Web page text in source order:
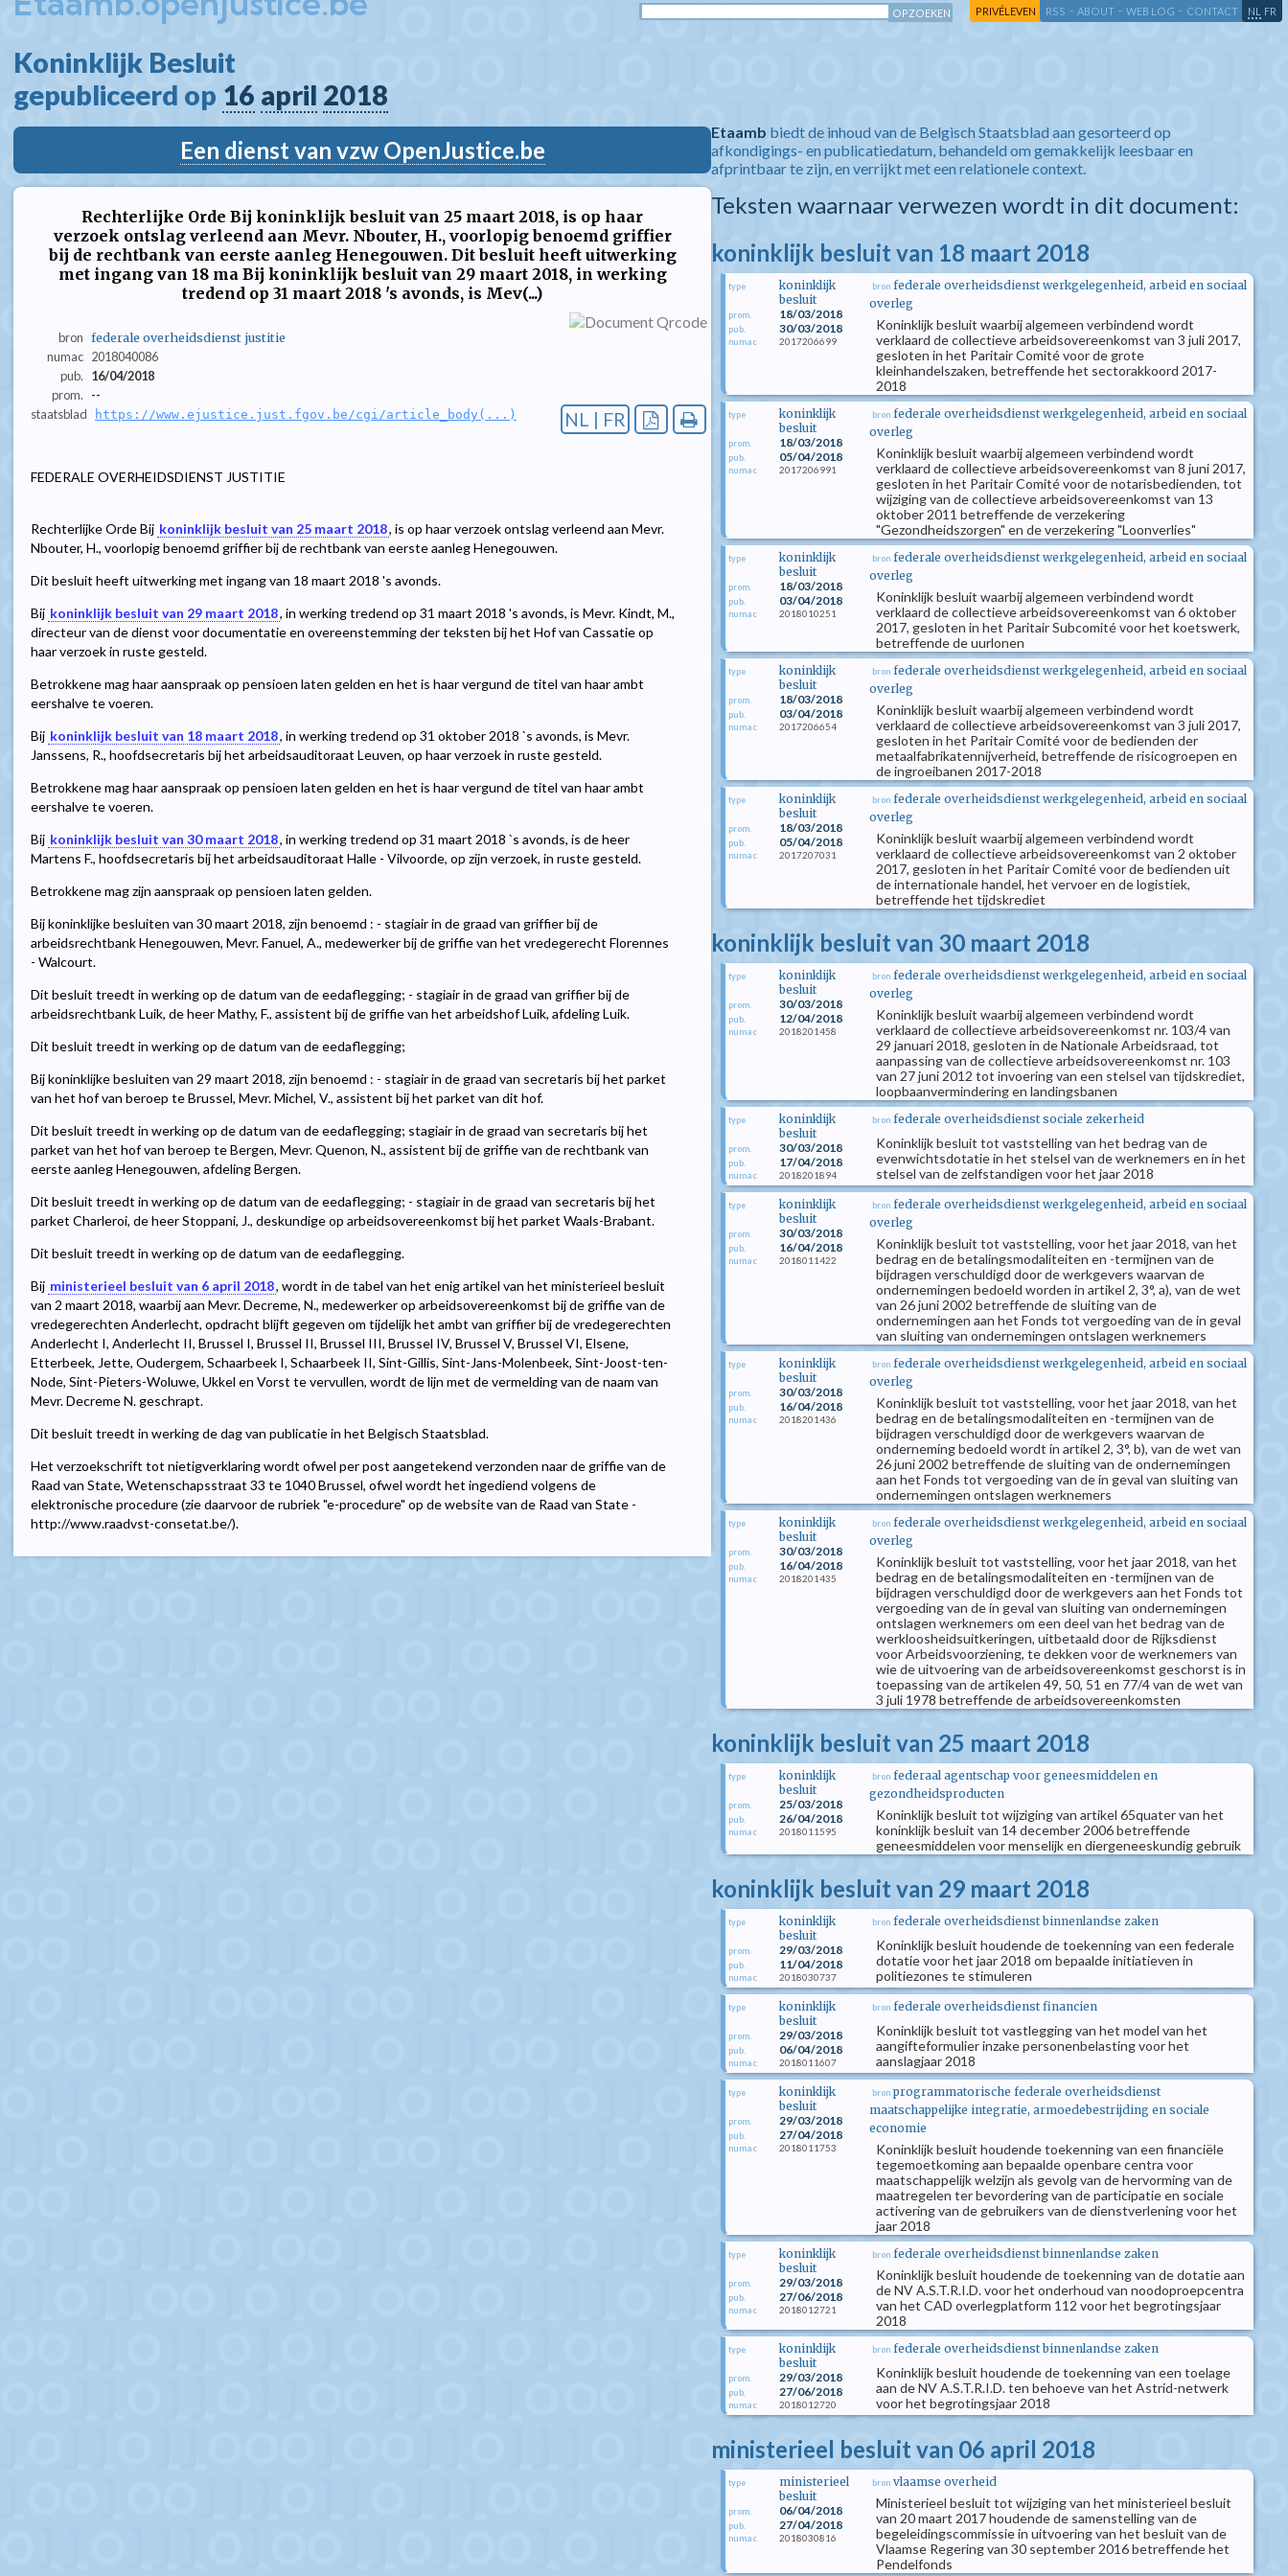
PRIVÉLEVEN RSS - ABOUT - WEB LOG - CONTACT NL FR
Koninklijk Besluit
gepubliceerd op 16 april 2018
Een dienst van vzw OpenJustice.be
Rechterlijke Orde Bij koninklijk besluit van 25 maart 2018, is op haar
verzoek ontslag verleend aan Mevr. Nbouter, H., voorlopig benoemd griffier
bij de rechtbank van eerste aanleg Henegouwen. Dit besluit heeft uitwerking
met ingang van 18 ma Bij koninklijk besluit van 29 maart 2018, in werking
tredend op 31 maart 2018 's avonds, is Mev(...)
bron federale overheidsdienst justitie
numac 2018040086
pub.
16/04/2018
prom.
--
staatsblad
https://www.ejustice.just.fgov.be/cgi/article_body(...) NL | FR
FEDERALE OVERHEIDSDIENST JUSTITIE
Rechterlijke Orde Bij koninklijk besluit van 25 maart 2018, is op haar verzoek ontslag verleend aan Mevr.
Nbouter, H., voorlopig benoemd griffier bij de rechtbank van eerste aanleg Henegouwen.
Dit besluit heeft uitwerking met ingang van 18 maart 2018 's avonds.
Bij koninklijk besluit van 29 maart 2018, in werking tredend op 31 maart 2018 's avonds, is Mevr. Kindt, M.,
directeur van de dienst voor documentatie en overeenstemming der teksten bij het Hof van Cassatie op
haar verzoek in ruste gesteld.
Betrokkene mag haar aanspraak op pensioen laten gelden en het is haar vergund de titel van haar ambt
eershalve te voeren.
Bij koninklijk besluit van 18 maart 2018, in werking tredend op 31 oktober 2018 `s avonds, is Mevr.
Janssens, R., hoofdsecretaris bij het arbeidsauditoraat Leuven, op haar verzoek in ruste gesteld.
Betrokkene mag haar aanspraak op pensioen laten gelden en het is haar vergund de titel van haar ambt
eershalve te voeren.
Bij koninklijk besluit van 30 maart 2018, in werking tredend op 31 maart 2018 `s avonds, is de heer
Martens F., hoofdsecretaris bij het arbeidsauditoraat Halle - Vilvoorde, op zijn verzoek, in ruste gesteld.
Betrokkene mag zijn aanspraak op pensioen laten gelden.
Bij koninklijke besluiten van 30 maart 2018, zijn benoemd : - stagiair in de graad van griffier bij de
arbeidsrechtbank Henegouwen, Mevr. Fanuel, A., medewerker bij de griffie van het vredegerecht Florennes
- Walcourt.
Dit besluit treedt in werking op de datum van de eedaflegging; - stagiair in de graad van griffier bij de
arbeidsrechtbank Luik, de heer Mathy, F., assistent bij de griffie van het arbeidshof Luik, afdeling Luik.
Dit besluit treedt in werking op de datum van de eedaflegging;
Bij koninklijke besluiten van 29 maart 2018, zijn benoemd : - stagiair in de graad van secretaris bij het parket
van het hof van beroep te Brussel, Mevr. Michel, V., assistent bij het parket van dit hof.
Dit besluit treedt in werking op de datum van de eedaflegging; stagiair in de graad van secretaris bij het
parket van het hof van beroep te Bergen, Mevr. Quenon, N., assistent bij de griffie van de rechtbank van
eerste aanleg Henegouwen, afdeling Bergen.
Dit besluit treedt in werking op de datum van de eedaflegging; - stagiair in de graad van secretaris bij het
parket Charleroi, de heer Stoppani, J., deskundige op arbeidsovereenkomst bij het parket Waals-Brabant.
Dit besluit treedt in werking op de datum van de eedaflegging.
Bij ministerieel besluit van 6 april 2018, wordt in de tabel van het enig artikel van het ministerieel besluit
van 2 maart 2018, waarbij aan Mevr. Decreme, N., medewerker op arbeidsovereenkomst bij de griffie van de
vredegerechten Anderlecht, opdracht blijft gegeven om tijdelijk het ambt van griffier bij de vredegerechten
Anderlecht I, Anderlecht II, Brussel I, Brussel II, Brussel III, Brussel IV, Brussel V, Brussel VI, Elsene,
Etterbeek, Jette, Oudergem, Schaarbeek I, Schaarbeek II, Sint-Gillis, Sint-Jans-Molenbeek, Sint-Joost-ten-
Node, Sint-Pieters-Woluwe, Ukkel en Vorst te vervullen, wordt de lijn met de vermelding van de naam van
Mevr. Decreme N. geschrapt.
Dit besluit treedt in werking de dag van publicatie in het Belgisch Staatsblad.
Het verzoekschrift tot nietigverklaring wordt ofwel per post aangetekend verzonden naar de griffie van de
Raad van State, Wetenschapsstraat 33 te 1040 Brussel, ofwel wordt het ingediend volgens de
elektronische procedure (zie daarvoor de rubriek "e-procedure" op de website van de Raad van State -
http://www.raadvst-consetat.be/).
Etaamb biedt de inhoud van de Belgisch Staatsblad aan gesorteerd op
afkondigings- en publicatiedatum, behandeld om gemakkelijk leesbaar en
afprintbaar te zijn, en verrijkt met een relationele context.
Teksten waarnaar verwezen wordt in dit document:
koninklijk besluit van 18 maart 2018
type
koninklijk
besluit
prom. 18/03/2018
pub. 30/03/2018
numac 2017206699
bron federale overheidsdienst werkgelegenheid, arbeid en sociaal
overleg
Koninklijk besluit waarbij algemeen verbindend wordt
verklaard de collectieve arbeidsovereenkomst van 3 juli 2017,
gesloten in het Paritair Comité voor de grote
kleinhandelszaken, betreffende het sectorakkoord 2017-
2018
type
koninklijk
besluit
prom. 18/03/2018
pub. 05/04/2018
numac 2017206991
bron federale overheidsdienst werkgelegenheid, arbeid en sociaal
overleg
Koninklijk besluit waarbij algemeen verbindend wordt
verklaard de collectieve arbeidsovereenkomst van 8 juni 2017,
gesloten in het Paritair Comité voor de notarisbedienden, tot
wijziging van de collectieve arbeidsovereenkomst van 13
oktober 2011 betreffende de verzekering
"Gezondheidszorgen" en de verzekering "Loonverlies"
type
koninklijk
besluit
prom. 18/03/2018
pub. 03/04/2018
numac 2018010251
bron federale overheidsdienst werkgelegenheid, arbeid en sociaal
overleg
Koninklijk besluit waarbij algemeen verbindend wordt
verklaard de collectieve arbeidsovereenkomst van 6 oktober
2017, gesloten in het Paritair Subcomité voor het koetswerk,
betreffende de uurlonen
type
koninklijk
besluit
prom. 18/03/2018
pub. 03/04/2018
numac 2017206654
bron federale overheidsdienst werkgelegenheid, arbeid en sociaal
overleg
Koninklijk besluit waarbij algemeen verbindend wordt
verklaard de collectieve arbeidsovereenkomst van 3 juli 2017,
gesloten in het Paritair Comité voor de bedienden der
metaalfabrikatennijverheid, betreffende de risicogroepen en
de ingroeibanen 2017-2018
type
koninklijk
besluit
prom. 18/03/2018
pub. 05/04/2018
numac 2017207031
bron federale overheidsdienst werkgelegenheid, arbeid en sociaal
overleg
Koninklijk besluit waarbij algemeen verbindend wordt
verklaard de collectieve arbeidsovereenkomst van 2 oktober
2017, gesloten in het Paritair Comité voor de bedienden uit
de internationale handel, het vervoer en de logistiek,
betreffende het tijdskrediet
koninklijk besluit van 30 maart 2018
type
koninklijk
besluit
prom. 30/03/2018
pub. 12/04/2018
numac 2018201458
bron federale overheidsdienst werkgelegenheid, arbeid en sociaal
overleg
Koninklijk besluit waarbij algemeen verbindend wordt
verklaard de collectieve arbeidsovereenkomst nr. 103/4 van
29 januari 2018, gesloten in de Nationale Arbeidsraad, tot
aanpassing van de collectieve arbeidsovereenkomst nr. 103
van 27 juni 2012 tot invoering van een stelsel van tijdskrediet,
loopbaanvermindering en landingsbanen
type
koninklijk
besluit
prom. 30/03/2018
pub. 17/04/2018
numac 2018201894
bron federale overheidsdienst sociale zekerheid
Koninklijk besluit tot vaststelling van het bedrag van de
evenwichtsdotatie in het stelsel van de werknemers en in het
stelsel van de zelfstandigen voor het jaar 2018
type
koninklijk
besluit
prom. 30/03/2018
pub. 16/04/2018
numac 2018011422
bron federale overheidsdienst werkgelegenheid, arbeid en sociaal
overleg
Koninklijk besluit tot vaststelling, voor het jaar 2018, van het
bedrag en de betalingsmodaliteiten en -termijnen van de
bijdragen verschuldigd door de werkgevers waarvan de
ondernemingen bedoeld worden in artikel 2, 3°, a), van de wet
van 26 juni 2002 betreffende de sluiting van de
ondernemingen aan het Fonds tot vergoeding van de in geval
van sluiting van ondernemingen ontslagen werknemers
type
koninklijk
besluit
prom. 30/03/2018
pub. 16/04/2018
numac 2018201436
bron federale overheidsdienst werkgelegenheid, arbeid en sociaal
overleg
Koninklijk besluit tot vaststelling, voor het jaar 2018, van het
bedrag en de betalingsmodaliteiten en -termijnen van de
bijdragen verschuldigd door de werkgevers waarvan de
onderneming bedoeld wordt in artikel 2, 3°, b), van de wet van
26 juni 2002 betreffende de sluiting van de ondernemingen
aan het Fonds tot vergoeding van de in geval van sluiting van
ondernemingen ontslagen werknemers
type
koninklijk
besluit
prom. 30/03/2018
pub. 16/04/2018
numac 2018201435
bron federale overheidsdienst werkgelegenheid, arbeid en sociaal
overleg
Koninklijk besluit tot vaststelling, voor het jaar 2018, van het
bedrag en de betalingsmodaliteiten en -termijnen van de
bijdragen verschuldigd door de werkgevers aan het Fonds tot
vergoeding van de in geval van sluiting van ondernemingen
ontslagen werknemers om een deel van het bedrag van de
werkloosheidsuitkeringen, uitbetaald door de Rijksdienst
voor Arbeidsvoorziening, te dekken voor de werknemers van
wie de uitvoering van de arbeidsovereenkomst geschorst is in
toepassing van de artikelen 49, 50, 51 en 77/4 van de wet van
3 juli 1978 betreffende de arbeidsovereenkomsten
koninklijk besluit van 25 maart 2018
type
koninklijk
besluit
prom. 25/03/2018
pub. 26/04/2018
numac 2018011595
bron federaal agentschap voor geneesmiddelen en
gezondheidsproducten
Koninklijk besluit tot wijziging van artikel 65quater van het
koninklijk besluit van 14 december 2006 betreffende
geneesmiddelen voor menselijk en diergeneeskundig gebruik
koninklijk besluit van 29 maart 2018
type
koninklijk
besluit
prom. 29/03/2018
pub. 11/04/2018
numac 2018030737
bron federale overheidsdienst binnenlandse zaken
Koninklijk besluit houdende de toekenning van een federale
dotatie voor het jaar 2018 om bepaalde initiatieven in
politiezones te stimuleren
type
koninklijk
besluit
prom. 29/03/2018
pub. 06/04/2018
numac 2018011607
bron federale overheidsdienst financien
Koninklijk besluit tot vastlegging van het model van het
aangifteformulier inzake personenbelasting voor het
aanslagjaar 2018
type
koninklijk
besluit
prom. 29/03/2018
pub. 27/04/2018
numac 2018011753
bron programmatorische federale overheidsdienst
maatschappelijke integratie, armoedebestrijding en sociale
economie
Koninklijk besluit houdende toekenning van een financiële
tegemoetkoming aan bepaalde openbare centra voor
maatschappelijk welzijn als gevolg van de hervorming van de
maatregelen ter bevordering van de participatie en sociale
activering van de gebruikers van de dienstverlening voor het
jaar 2018
type
koninklijk
besluit
prom. 29/03/2018
pub. 27/06/2018
numac 2018012721
bron federale overheidsdienst binnenlandse zaken
Koninklijk besluit houdende de toekenning van de dotatie aan
de NV A.S.T.R.I.D. voor het onderhoud van noodoproepcentra
van het CAD overlegplatform 112 voor het begrotingsjaar
2018
type
koninklijk
besluit
prom. 29/03/2018
pub. 27/06/2018
numac 2018012720
bron federale overheidsdienst binnenlandse zaken
Koninklijk besluit houdende de toekenning van een toelage
aan de NV A.S.T.R.I.D. ten behoeve van het Astrid-netwerk
voor het begrotingsjaar 2018
ministerieel besluit van 06 april 2018
type
ministerieel
besluit
prom. 06/04/2018
pub. 27/04/2018
numac 2018030816
bron vlaamse overheid
Ministerieel besluit tot wijziging van het ministerieel besluit
van 20 maart 2017 houdende de samenstelling van de
begeleidingscommissie in uitvoering van het besluit van de
Vlaamse Regering van 30 september 2016 betreffende het
Pendelfonds